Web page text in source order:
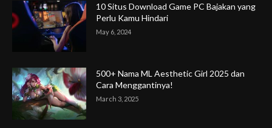
10 Situs Download Game PC Bajakan yang
Perlu Kamu Hindari
May 6, 2024
500+ Nama ML Aesthetic Girl 2025 dan
Cara Menggantinya!
March 3, 2025